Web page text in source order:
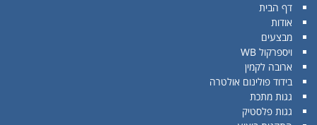
דף הבית
אודות
מבצעים
ויספרקול WB
ארובה לקמין
בידוד פולינום אולטרה
גגות מתכת
גגות פלסטיק